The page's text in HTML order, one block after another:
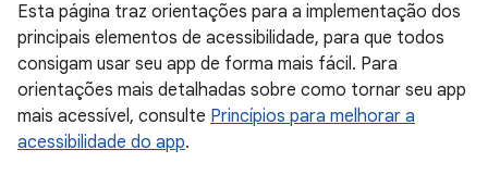
Esta página traz orientações para a implementação dos
principais elementos de acessibilidade, para que todos
consigam usar seu app de forma mais fácil. Para
orientações mais detalhadas sobre como tornar seu app
mais acessível, consulte Princípios para melhorar a
acessibilidade do app.